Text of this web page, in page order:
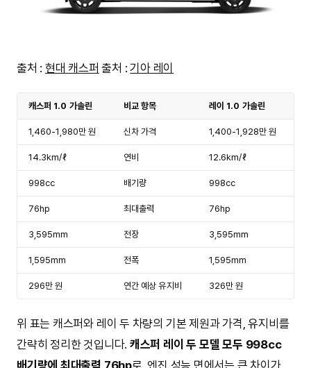
출처 : 현대 캐스퍼 출처 :기아 레이
캐스퍼 1.0 가솔린 비교 항목 레이 1.0 가솔린
1,460-1,980만 원 신차 가격 1,400-1,928만 원
14.3km/ℓ 연비 12.6km/ℓ
998cc 배기량 998cc
76hp 최대출력 76hp
3,595mm 전장 3,595mm
1,595mm 전폭 1,595mm
296만 원 연간 예상 유지비 326만 원
위 표는 캐스퍼와 레이 두 차량의 기본 제원과 가격, 유지비를
간략히 정리한 것입니다. 캐스퍼 레이 두 모델 모두 998cc
배기량에 최대출력 76hp로, 엔진 성능 면에서는 큰 차이가